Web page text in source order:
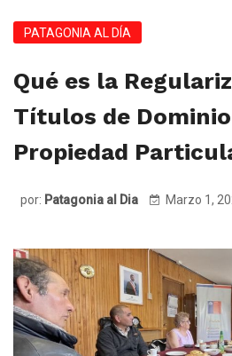
PATAGONIA AL DÍA
Qué es la
Títulos de
Propiedad
por: Patagonia al Dia Marzo 1,